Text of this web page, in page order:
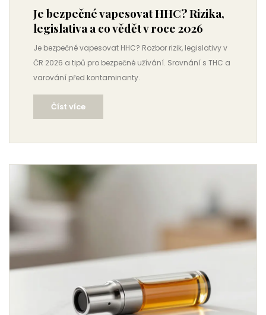
Je bezpečné vapesovat HHC? Rizika,
legislativa a co vědět v roce 2026
Je bezpečné vapesovat HHC? Rozbor rizik, legislativy v
ČR 2026 a tipů pro bezpečné užívání. Srovnání s THC a
varování před kontaminanty.
Číst více